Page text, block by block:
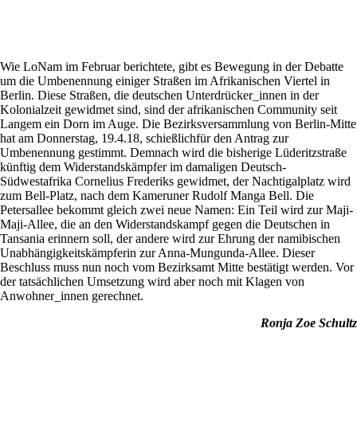
Wie LoNam im Februar berichtete, gibt es Bewegung in der Debatte
um die Umbenennung einiger Straßen im Afrikanischen Viertel in
Berlin. Diese Straßen, die deutschen Unterdrücker_innen in der
Kolonialzeit gewidmet sind, sind der afrikanischen Community seit
Langem ein Dorn im Auge. Die Bezirksversammlung von Berlin-Mitte
hat am Donnerstag, 19.4.18, schießlichfür den Antrag zur
Umbenennung gestimmt. Demnach wird die bisherige Lüderitzstraße
künftig dem Widerstandskämpfer im damaligen Deutsch-
Südwestafrika Cornelius Frederiks gewidmet, der Nachtigalplatz wird
zum Bell-Platz, nach dem Kameruner Rudolf Manga Bell. Die
Petersallee bekommt gleich zwei neue Namen: Ein Teil wird zur Maji-
Maji-Allee, die an den Widerstandskampf gegen die Deutschen in
Tansania erinnern soll, der andere wird zur Ehrung der namibischen
Unabhängigkeitskämpferin zur Anna-Mungunda-Allee. Dieser
Beschluss muss nun noch vom Bezirksamt Mitte bestätigt werden. Vor
der tatsächlichen Umsetzung wird aber noch mit Klagen von
Anwohner_innen gerechnet.
Ronja Zoe Schultz